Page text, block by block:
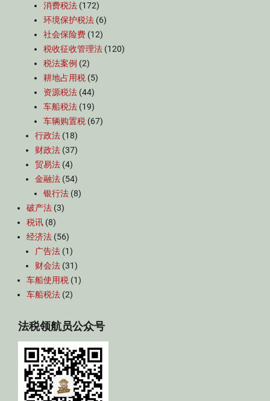
消费税法 (172)
环境保护税法 (6)
社会保险费 (12)
税收征收管理法 (120)
税法案例 (2)
耕地占用税 (5)
资源税法 (44)
车船税法 (19)
车辆购置税 (67)
行政法 (18)
财政法 (37)
贸易法 (4)
金融法 (54)
银行法 (8)
破产法 (3)
税讯 (8)
经济法 (56)
广告法 (1)
财会法 (31)
车船使用税 (1)
车船税法 (2)
法税领航员公众号